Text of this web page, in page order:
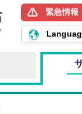
筑西
緊急情報